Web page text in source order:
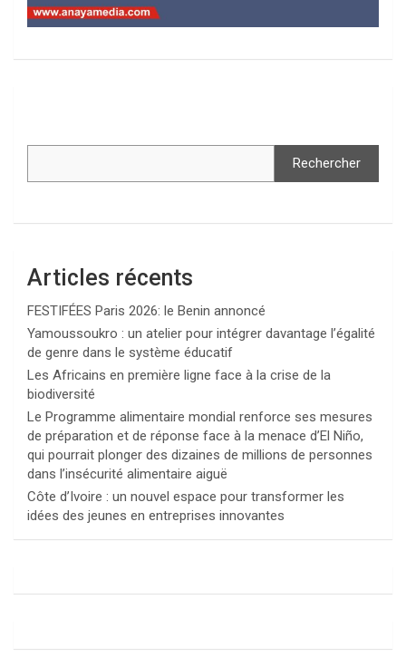
Rechercher
Articles récents
FESTIFÉES Paris 2026: le Benin annoncé
Yamoussoukro : un atelier pour intégrer davantage l’égalité
de genre dans le système éducatif
Les Africains en première ligne face à la crise de la
biodiversité
Le Programme alimentaire mondial renforce ses mesures
de préparation et de réponse face à la menace d’El Niño,
qui pourrait plonger des dizaines de millions de personnes
dans l’insécurité alimentaire aiguë
Côte d’Ivoire : un nouvel espace pour transformer les
idées des jeunes en entreprises innovantes